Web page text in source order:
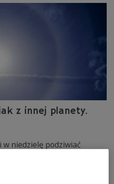
z innej planety.
niedzielę podziwiać
miejscach także tzw.
napływały m.in. z okolic